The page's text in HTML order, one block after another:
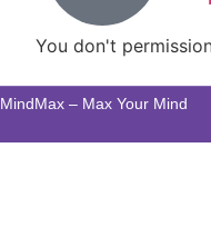
You don't
MindMax – Max Your Mind